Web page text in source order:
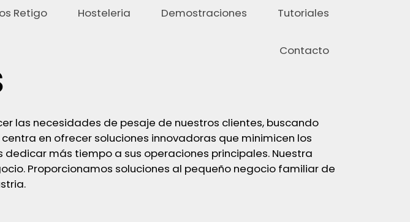
Retigo Hosteleria Demostraciones Tutoriales
Contacto
las necesidades de pesaje de nuestros clientes, buscando
en ofrecer soluciones innovadoras que minimicen los
más tiempo a sus operaciones principales. Nuestra
Proporcionamos soluciones al pequeño negocio familiar de